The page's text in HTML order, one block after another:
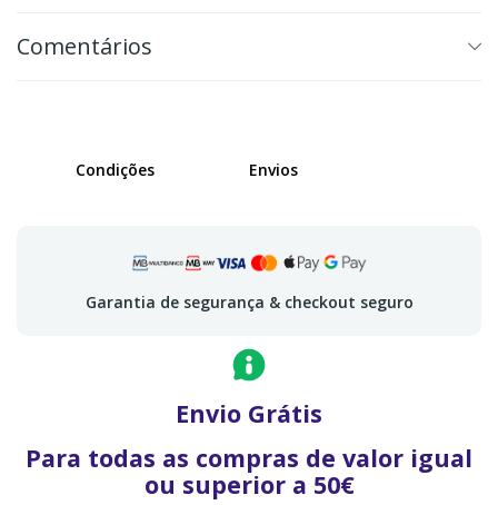
Comentários
Condições Envios
Garantia de segurança & checkout seguro
Envio Grátis
Para todas as compras de valor igual
ou superior a 50€